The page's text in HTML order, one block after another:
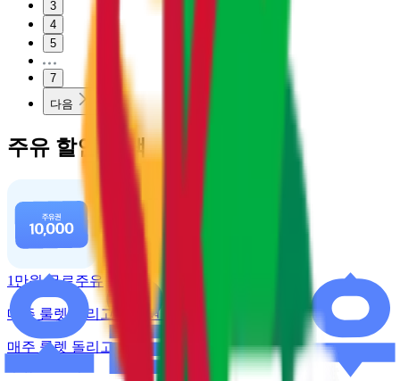
3
4
5
7
다음
주유 할인 혜택
1만원 무료주유
매주 룰렛 돌리고 주유권 받기
매주 룰렛 돌리고